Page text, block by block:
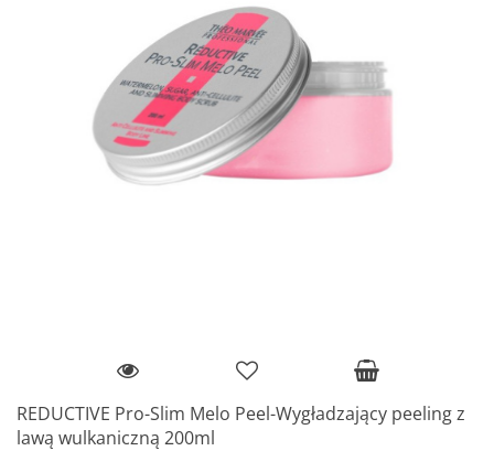
REDUCTIVE Pro-Slim Melo Peel-Wygładzający peeling z
lawą wulkaniczną 200ml